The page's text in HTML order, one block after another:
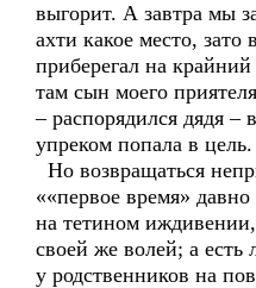
выгорит. А завтра мы
ахти какое место, зато
приберегал на
там сын моего
– распорядился дядя –
упреком попала в цель.
Но возвращаться
««первое время»
на тетином
своей же волей; а
у родственников на